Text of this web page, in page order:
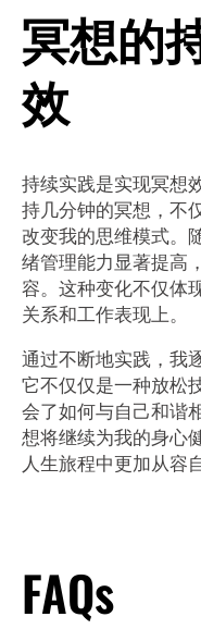
冥想的
效
持续实践是实现冥想
持几分钟的冥想，不
改变我的思维模式。
绪管理能力显著提高
容。这种变化不仅体
关系和工作表现上。
通过不断地实践，我
它不仅仅是一种放松
会了如何与自己和谐
想将继续为我的身心
人生旅程中更加从容
FAQs